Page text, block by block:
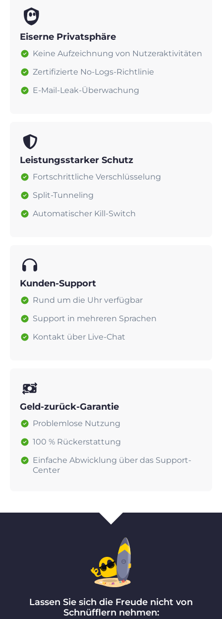
Eiserne Privatsphäre
Keine Aufzeichnung von Nutzeraktivitäten
Zertifizierte No-Logs-Richtlinie
E-Mail-Leak-Überwachung
Leistungsstarker Schutz
Fortschrittliche Verschlüsselung
Split-Tunneling
Automatischer Kill-Switch
Kunden-Support
Rund um die Uhr verfügbar
Support in mehreren Sprachen
Kontakt über Live-Chat
Geld-zurück-Garantie
Problemlose Nutzung
100 % Rückerstattung
Einfache Abwicklung über das Support-
Center
Lassen Sie sich die Freude nicht von
Schnüfflern nehmen: